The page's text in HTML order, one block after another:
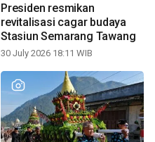
Presiden resmikan
revitalisasi cagar budaya
Stasiun Semarang Tawang
30 July 2026 18:11 WIB